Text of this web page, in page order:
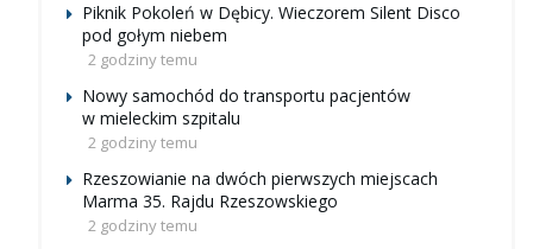
Piknik Pokoleń w Dębicy. Wieczorem Silent Disco
pod gołym niebem
2 godziny temu
Nowy samochód do transportu pacjentów
w mieleckim szpitalu
2 godziny temu
Rzeszowianie na dwóch pierwszych miejscach
Marma 35. Rajdu Rzeszowskiego
2 godziny temu